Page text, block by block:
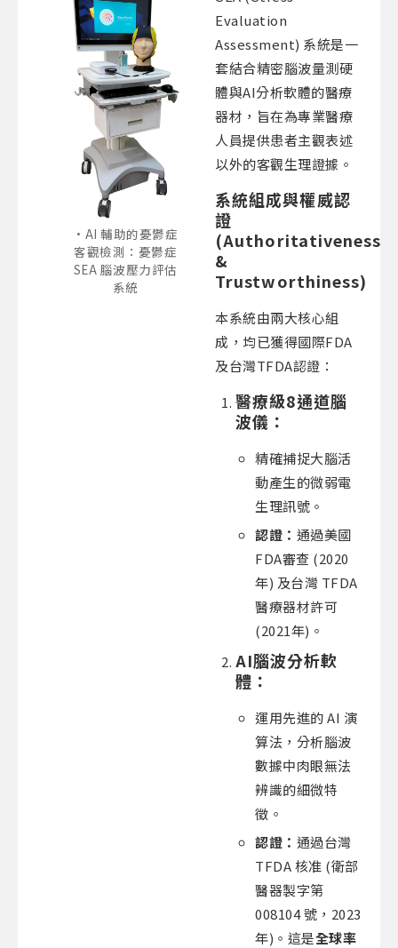
AI 輔助的憂鬱症
客觀檢測：憂鬱症
SEA 腦波壓力評估
系統
Evaluation
Assessment) 系統是一
套結合精密腦波量測硬
體與AI分析軟體的醫療
器材，旨在為專業醫療
人員提供患者主觀表述
以外的客觀生理證據。
系統組成與權威認
證
(Authoritativeness
&
Trustworthiness)
本系統由兩大核心組
成，均已獲得國際FDA
及台灣TFDA認證：
醫療級8通道腦
波儀 ：
精確捕捉大腦活
動產生的微弱電
生理訊號。
認證： 通過美國
FDA審查 (2020
年) 及台灣 TFDA
醫療器材許可
(2021年)。
AI腦波分析軟
體 ：
運用先進的 AI 演
算法，分析腦波
數據中肉眼無法
辨識的細微特
徵。
認證： 通過台灣
TFDA 核准 (衛部
醫器製字第
008104 號，2023
年)。這是全球率